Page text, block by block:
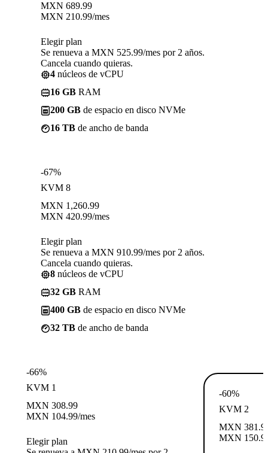
MXN 689.99
MXN 210.99/mes
Elegir plan
Se renueva a MXN 525.99/mes por 2 años.
Cancela cuando quieras.
4 núcleos de vCPU
16 GB RAM
200 GB de espacio en disco NVMe
16 TB de ancho de banda
-67%
KVM 8
MXN 1,260.99
MXN 420.99/mes
Elegir plan
Se renueva a MXN 910.99/mes por 2 años.
Cancela cuando quieras.
8 núcleos de vCPU
32 GB RAM
400 GB de espacio en disco NVMe
32 TB de ancho de banda
-66%
KVM 1
MXN 308.99
MXN 104.99/mes
Elegir plan
-60%
KVM 2
MXN
MXN